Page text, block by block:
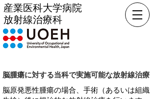
産業医科大学病院
放射線治療科
脳腫瘍に対する当科で実施可能な放射線治療
脳原発悪性腫瘍の場合、手術（あるいは組織